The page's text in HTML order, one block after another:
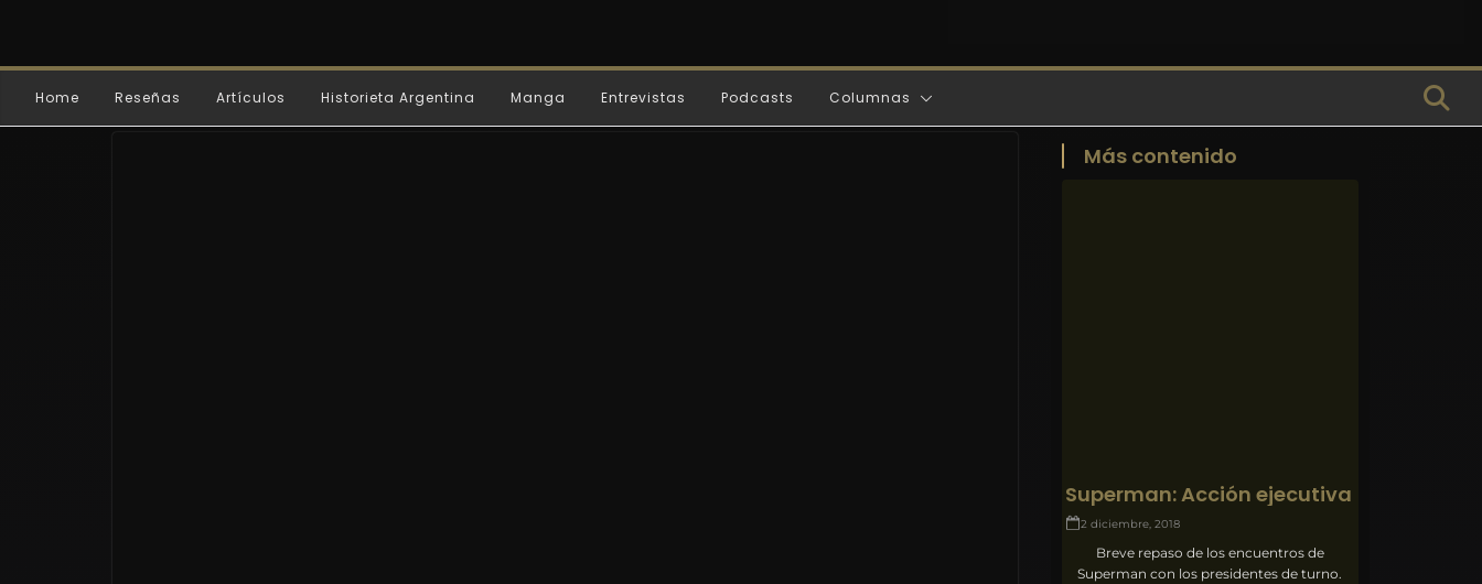
Home Reseñas Artículos Historieta Argentina Manga Entrevistas Podcasts Columnas
Más contenido
Superman: Acción ejecutiva
2 diciembre, 2018
Breve repaso de los encuentros de
Superman con los presidentes de turno.